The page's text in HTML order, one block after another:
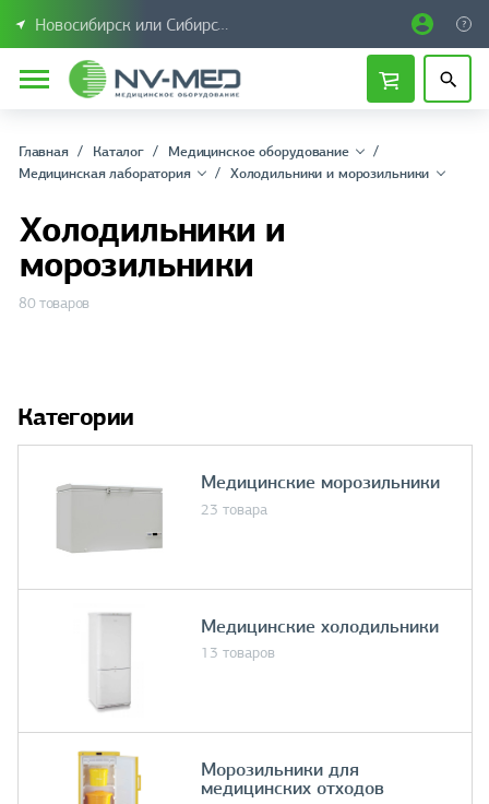
Новосибирск или Сибирский федеральный округ
Главная Каталог
Медицинское оборудование
Медицинская лаборатория
Холодильники и морозильники
Холодильники и
морозильники
80 товаров
Категории
Медицинские морозильники
23 товара
Медицинские холодильники
13 товаров
Морозильники для
медицинских отходов